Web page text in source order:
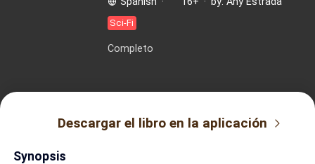
Sci-Fi
Completo
Descargar el libro en la aplicación
Synopsis